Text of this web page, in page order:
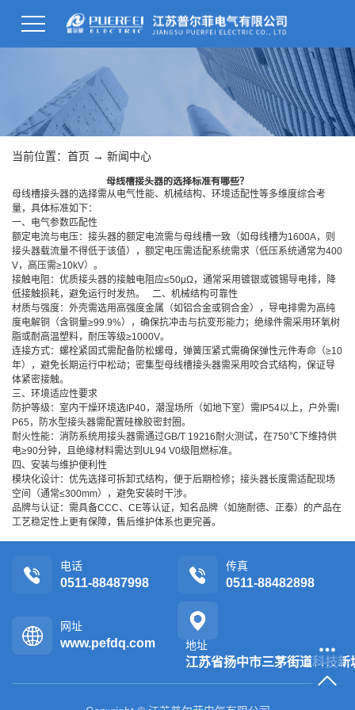
当前位置： 首页 → 新闻中心
母线槽接头器的选择标准有哪些？
母线槽接头器的选择需从电气性能、机械结构、环境适配性等多维度综合考
量，具体标准如下：
一、电气参数匹配性
额定电流与电压：接头器的额定电流需与母线槽一致（如母线槽为1600A，则
接头器载流量不得低于该值），额定电压需适配系统需求（低压系统通常为400
V，高压需≥10kV）。
接触电阻：优质接头器的接触电阻应≤50μΩ，通常采用镀银或镀锡导电排，降
低接触损耗，避免运行时发热。 二、机械结构可靠性
材质与强度：外壳需选用高强度金属（如铝合金或铜合金），导电排需为高纯
度电解铜（含铜量≥99.9%），确保抗冲击与抗变形能力；绝缘件需采用环氧树
脂或耐高温塑料，耐压等级≥1000V。
连接方式：螺栓紧固式需配备防松螺母，弹簧压紧式需确保弹性元件寿命（≥10
年），避免长期运行中松动；密集型母线槽接头器需采用咬合式结构，保证导
体紧密接触。
三、环境适应性要求
防护等级：室内干燥环境选IP40，潮湿场所（如地下室）需IP54以上，户外需I
P65，防水型接头器需配置硅橡胶密封圈。
耐火性能：消防系统用接头器需通过GB/T 19216耐火测试，在750℃下维持供
电≥90分钟，且绝缘材料需达到UL94 V0级阻燃标准。
四、安装与维护便利性
模块化设计：优先选择可拆卸式结构，便于后期检修；接头器长度需适配现场
空间（通常≤300mm），避免安装时干涉。
品牌与认证：需具备CCC、CE等认证，知名品牌（如施耐德、正泰）的产品在
工艺稳定性上更有保障，售后维护体系也更完善。
电话
0511-88487998
传真
0511-88482898
网址
www.pefdq.com 地址
江苏省扬中市三茅街道科技新